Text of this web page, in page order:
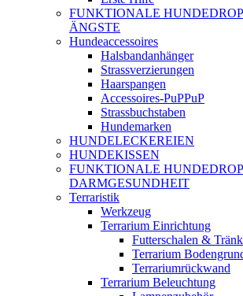
FUNKTIONALE
ÄNGSTE
Hundeaccessoires
Halsbandanhänger
Strassverzierungen
Haarspangen
Accessoires-PuPPuP
Strassbuchstaben
Hundemarken
HUNDELECKEREIEN
HUNDEKISSEN
FUNKTIONALE
DARMGESUNDHEIT
Terraristik
Werkzeug
Terrarium Einrichtung
Futterschalen &
Terrarium
Terrariumrückwand
Terrarium Beleuchtung